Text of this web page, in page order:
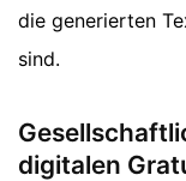
die generierten
sind.
digitalen